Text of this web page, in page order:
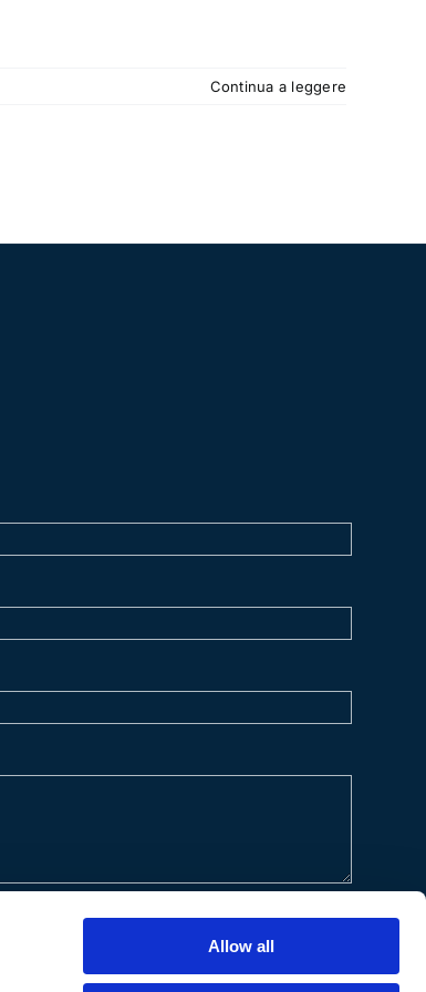
Allow all
Continua a leggere